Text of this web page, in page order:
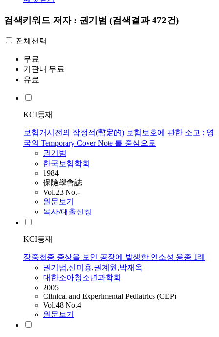
검색키워드 저자 : 권기범 (검색결과 472건)
전체선택
무료
기관내 무료
유료
KCI등재
보험개시전의 잠정적(暫定的) 보험보호에 관한 소고 : 영
국의 Temporary Cover Note 를 중심으로
권기범
한국보험학회
1984
保險學會誌
Vol.23 No.-
원문보기
복사/대출신청
KCI등재
장중첩증 증상을 보인 공장에 발생한 연소성 용종 1례
권기범,신미용,권계원,박재옥
대한소아청소년과학회
2005
Clinical and Experimental Pediatrics (CEP)
Vol.48 No.4
원문보기